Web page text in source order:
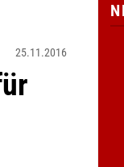
25.11.2016